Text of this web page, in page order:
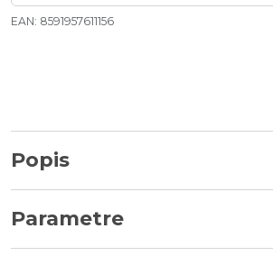
EAN: 8591957611156
Popis
Parametre